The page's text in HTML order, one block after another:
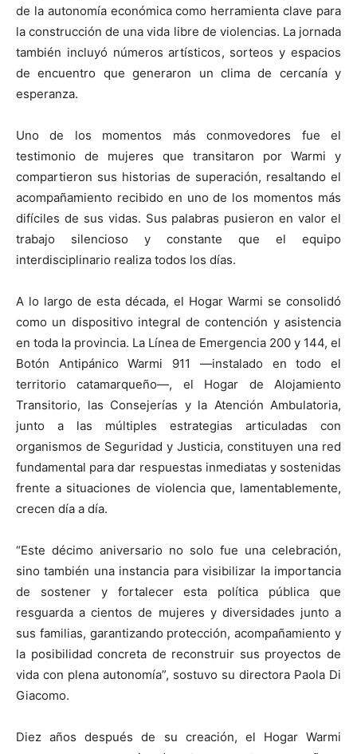
de la autonomía económica como herramienta clave para
la construcción de una vida libre de violencias. La jornada
también incluyó números artísticos, sorteos y espacios
de encuentro que generaron un clima de cercanía y
esperanza.
Uno de los momentos más conmovedores fue el
testimonio de mujeres que transitaron por Warmi y
compartieron sus historias de superación, resaltando el
acompañamiento recibido en uno de los momentos más
difíciles de sus vidas. Sus palabras pusieron en valor el
trabajo silencioso y constante que el equipo
interdisciplinario realiza todos los días.
A lo largo de esta década, el Hogar Warmi se consolidó
como un dispositivo integral de contención y asistencia
en toda la provincia. La Línea de Emergencia 200 y 144, el
Botón Antipánico Warmi 911 —instalado en todo el
territorio catamarqueño—, el Hogar de Alojamiento
Transitorio, las Consejerías y la Atención Ambulatoria,
junto a las múltiples estrategias articuladas con
organismos de Seguridad y Justicia, constituyen una red
fundamental para dar respuestas inmediatas y sostenidas
frente a situaciones de violencia que, lamentablemente,
crecen día a día.
“Este décimo aniversario no solo fue una celebración,
sino también una instancia para visibilizar la importancia
de sostener y fortalecer esta política pública que
resguarda a cientos de mujeres y diversidades junto a
sus familias, garantizando protección, acompañamiento y
la posibilidad concreta de reconstruir sus proyectos de
vida con plena autonomía”, sostuvo su directora Paola Di
Giacomo.
Diez años después de su creación, el Hogar Warmi